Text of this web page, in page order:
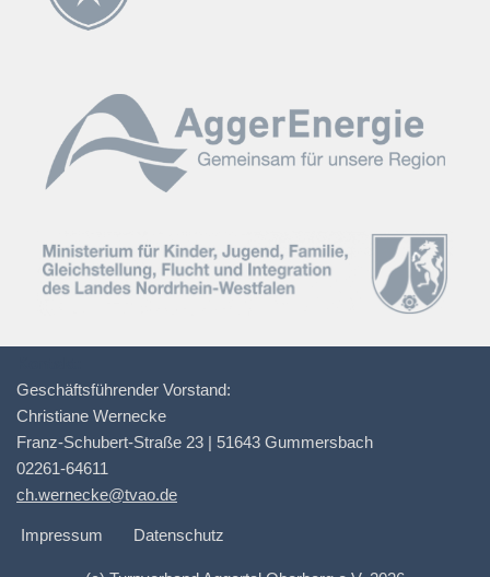
Geschäftsführender Vorstand:
Christiane Wernecke
Franz-Schubert-Straße 23 | 51643 Gummersbach
02261-64611
ch.wernecke@tvao.de
Impressum Datenschutz